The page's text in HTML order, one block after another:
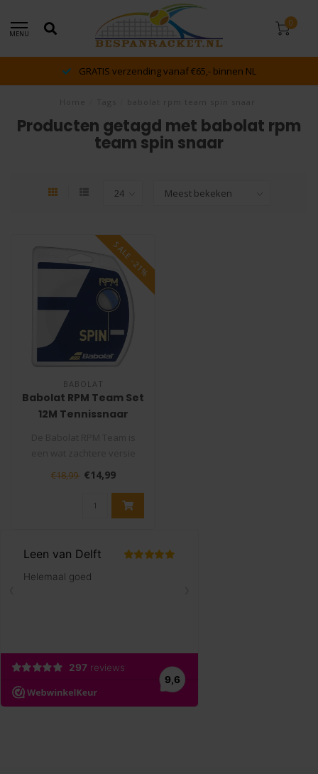
MENU
0
dé racket en bespan specialist van Lelystad en
Producten getagd met babolat rpm
team spin snaar
SALE -21%
BABOLAT
Babolat RPM Team Set
12M Tennissnaar
van de RPM Blast waardoor
€18,99 €14,99